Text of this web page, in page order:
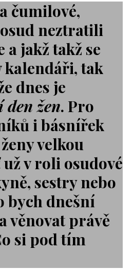
čumilové,
neztratili
a jakž takž se
kalendáři, tak
dnes je
žen. Pro
i básnířek
velkou
v roli osudové
sestry nebo
bych dnešní
věnovat právě
si pod tím